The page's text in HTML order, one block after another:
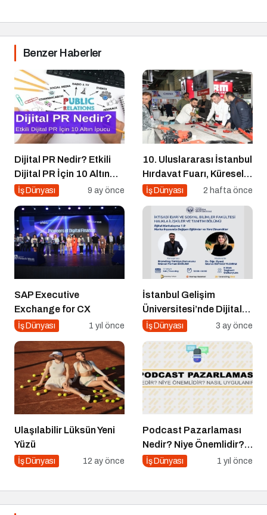
Benzer Haberler
Dijital PR Nedir? Etkili
Dijital PR İçin 10 Altın
İpucu
İş Dünyası 9 ay önce
10. Uluslararası İstanbul
Hırdavat Fuarı, Küresel
Ticaretin Yeni Merkezi
İş Dünyası 2 hafta önce
SAP Executive
Exchange for CX
İş Dünyası 1 yıl önce
İstanbul Gelişim
Üniversitesi’nde Dijital
Markalaşma 1.0 Etkinliği
İş Dünyası 3 ay önce
Ulaşılabilir Lüksün Yeni
Yüzü
İş Dünyası 12 ay önce
Podcast Pazarlaması
Nedir? Niye Önemlidir?
Podcast Pazarlaması
İş Dünyası 1 yıl önce